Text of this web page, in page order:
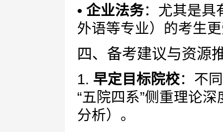
• 企业法务：尤其是具
外语等专业）的考生
四、备考建议与资源
1. 早定目标院校：不
“五院四系”侧重理论
分析）。